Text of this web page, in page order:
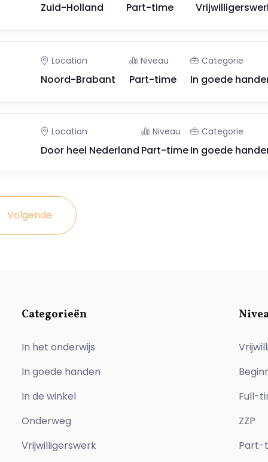
Zuid-Holland Part-time
Location
Noord-Brabant
Niveau
Part-time
Categorie
In goede
Location
Door heel Nederland
Niveau
Part-time
Categorie
In goede
Volgende
Categorieën
In het onderwijs
In goede handen
In de winkel
Onderweg
Vrijwilligerswerk
Full-
ZZP
Part-